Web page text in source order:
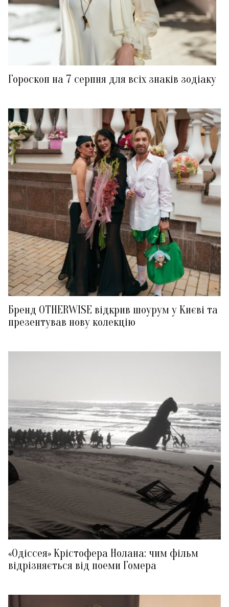
Гороскоп на 7 серпня для всіх знаків зодіаку
Бренд OTHERWISE відкрив шоурум у Києві та
презентував нову колекцію
«Одіссея» Крістофера Нолана: чим фільм
відрізняється від поеми Гомера